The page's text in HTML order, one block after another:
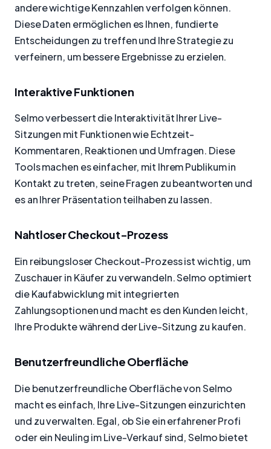
andere wichtige Kennzahlen verfolgen können.
Diese Daten ermöglichen es Ihnen, fundierte
Entscheidungen zu treffen und Ihre Strategie zu
verfeinern, um bessere Ergebnisse zu erzielen.
Interaktive Funktionen
Selmo verbessert die Interaktivität Ihrer Live-
Sitzungen mit Funktionen wie Echtzeit-
Kommentaren, Reaktionen und Umfragen. Diese
Tools machen es einfacher, mit Ihrem Publikum in
Kontakt zu treten, seine Fragen zu beantworten und
es an Ihrer Präsentation teilhaben zu lassen.
Nahtloser Checkout-Prozess
Ein reibungsloser Checkout-Prozess ist wichtig, um
Zuschauer in Käufer zu verwandeln. Selmo optimiert
die Kaufabwicklung mit integrierten
Zahlungsoptionen und macht es den Kunden leicht,
Ihre Produkte während der Live-Sitzung zu kaufen.
Benutzerfreundliche Oberfläche
Die benutzerfreundliche Oberfläche von Selmo
macht es einfach, Ihre Live-Sitzungen einzurichten
und zu verwalten. Egal, ob Sie ein erfahrener Profi
oder ein Neuling im Live-Verkauf sind, Selmo bietet